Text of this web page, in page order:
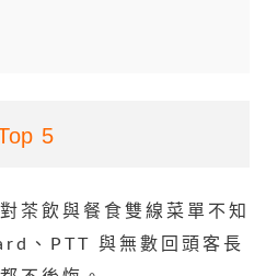
5
茶飲與餐食雙線菜單不知
、PTT 與無數回頭客長